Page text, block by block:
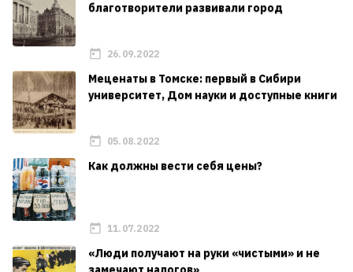
благотворители развивали город
26.09.2022
Меценаты в Томске: первый в Сибири
университет, Дом науки и доступные книги
05.08.2022
Как должны вести себя цены?
11.07.2022
«Люди получают на руки «чистыми» и не